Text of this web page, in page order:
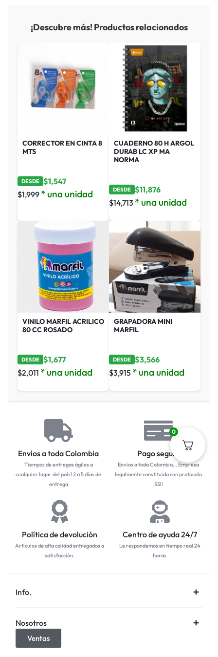
¡Descubre más! Productos relacionados
CORRECTOR EN CINTA 8
MTS
DESDE $1,547
$1,999 * una unidad
CUADERNO 80 H ARGOL
DURAB LC XP MA
NORMA
DESDE $11,876
$14,713 * una unidad
VINILO MARFIL ACRILICO
80 CC ROSADO
DESDE $1,677
$2,011 * una unidad
GRAPADORA MINI
MARFIL
DESDE $3,566
$3,915 * una unidad
Envíos a toda Colombia
Tiempos de entregas ágiles a
cualquier lugar del país! 2 a 5 días de
entrega
Pago seguro
Envíos a toda Colombia... Empresa
legalmente constituida con protocolo
SSl!
Política de devolución
Artículos de alta calidad entregados a
satisfacción.
Centro de ayuda 24/7
Le respondemos en tiempo real 24
horas
Info.
Nosotros
Ventas
0